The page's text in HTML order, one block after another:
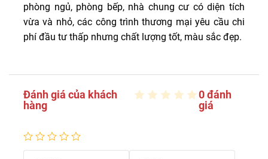
phòng ngủ, phòng bếp, nhà chung cư có diện tích
vừa và nhỏ, các công trình thương mại yêu cầu chi
phí đầu tư thấp nhưng chất lượng tốt, màu sắc đẹp.
Đánh giá của khách
hàng
0 đánh
giá